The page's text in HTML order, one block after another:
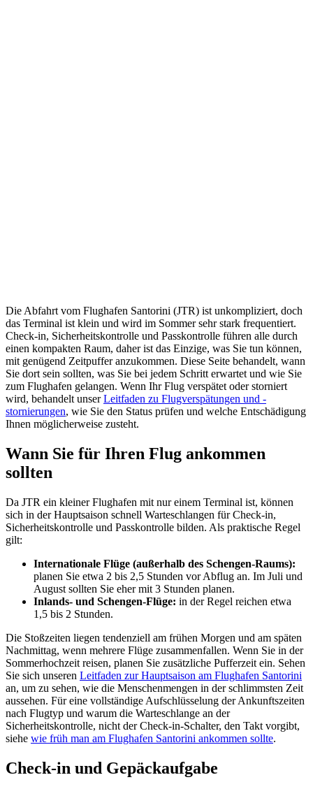
Die Abfahrt vom Flughafen Santorini (JTR) ist unkompliziert, doch
das Terminal ist klein und wird im Sommer sehr stark frequentiert.
Check-in, Sicherheitskontrolle und Passkontrolle führen alle durch
einen kompakten Raum, daher ist das Einzige, was Sie tun können,
mit genügend Zeitpuffer anzukommen. Diese Seite behandelt, wann
Sie dort sein sollten, was Sie bei jedem Schritt erwartet und wie Sie
zum Flughafen gelangen. Wenn Ihr Flug verspätet oder storniert
wird, behandelt unserLeitfaden zu Flugverspätungen und -
stornierungen, wie Sie den Status prüfen und welche Entschädigung
Ihnen möglicherweise zusteht.
Wann Sie für Ihren Flug ankommen
sollten
Da JTR ein kleiner Flughafen mit nur einem Terminal ist, können
sich in der Hauptsaison schnell Warteschlangen für Check-in,
Sicherheitskontrolle und Passkontrolle bilden. Als praktische Regel
gilt:
Internationale Flüge (außerhalb des Schengen-Raums):
planen Sie etwa 2 bis 2,5 Stunden vor Abflug an. Im Juli und
August sollten Sie eher mit 3 Stunden planen.
Inlands- und Schengen-Flüge: in der Regel reichen etwa
1,5 bis 2 Stunden.
Die Stoßzeiten liegen tendenziell am frühen Morgen und am späten
Nachmittag, wenn mehrere Flüge zusammenfallen. Wenn Sie in der
Sommerhochzeit reisen, planen Sie zusätzliche Pufferzeit ein. Sehen
Sie sich unseren Leitfaden zur Hauptsaison am Flughafen Santorini
an, um zu sehen, wie die Menschenmengen in der schlimmsten Zeit
aussehen. Für eine vollständige Aufschlüsselung der Ankunftszeiten
nach Flugtyp und warum die Warteschlange an der
Sicherheitskontrolle, nicht der Check-in-Schalter, den Takt vorgibt,
siehe wie früh man am Flughafen Santorini ankommen sollte.
Check-in und Gepäckaufgabe